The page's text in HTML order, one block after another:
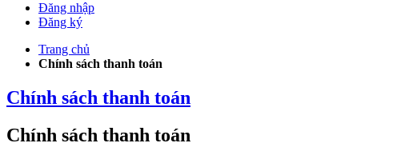
Đăng nhập
Đăng ký
Trang chủ
Chính sách thanh toán
Chính sách thanh toán
Chính sách thanh toán